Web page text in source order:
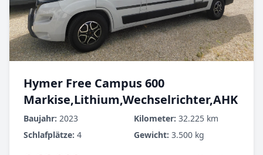
Hymer Free Campus 600
Markise,Lithium,Wechselrichter,AHK
Baujahr: 2023 Kilometer: 32.225 km
Schlafplätze: 4 Gewicht: 3.500 kg